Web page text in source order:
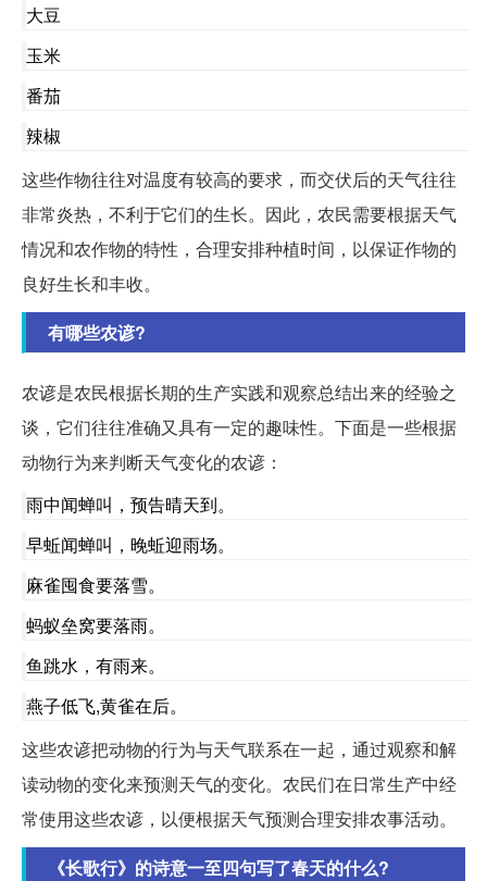
大豆
玉米
番茄
辣椒
这些作物往往对温度有较高的要求，而交伏后的天气往往
非常炎热，不利于它们的生长。因此，农民需要根据天气
情况和农作物的特性，合理安排种植时间，以保证作物的
良好生长和丰收。
有哪些农谚?
农谚是农民根据长期的生产实践和观察总结出来的经验之
谈，它们往往准确又具有一定的趣味性。下面是一些根据
动物行为来判断天气变化的农谚：
雨中闻蝉叫，预告晴天到。
早蚯闻蝉叫，晚蚯迎雨场。
麻雀囤食要落雪。
蚂蚁垒窝要落雨。
鱼跳水，有雨来。
燕子低飞,黄雀在后。
这些农谚把动物的行为与天气联系在一起，通过观察和解
读动物的变化来预测天气的变化。农民们在日常生产中经
常使用这些农谚，以便根据天气预测合理安排农事活动。
《长歌行》的诗意一至四句写了春天的什么?